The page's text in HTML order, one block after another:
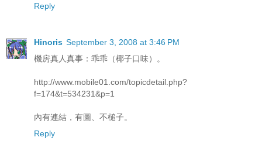
Reply
Hinoris September 3, 2008 at 3:46 PM
機房真人真事：乖乖（椰子口味）。
http://www.mobile01.com/topicdetail.php?
f=174&t=534231&p=1
內有連結，有圖、不槌子。
Reply